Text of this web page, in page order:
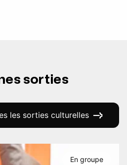
sorties
les sorties culturelles
En groupe